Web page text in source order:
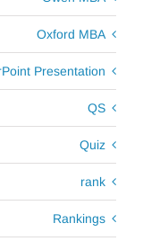
Oxford MBA
Presentation
QS
Quiz
rank
Rankings